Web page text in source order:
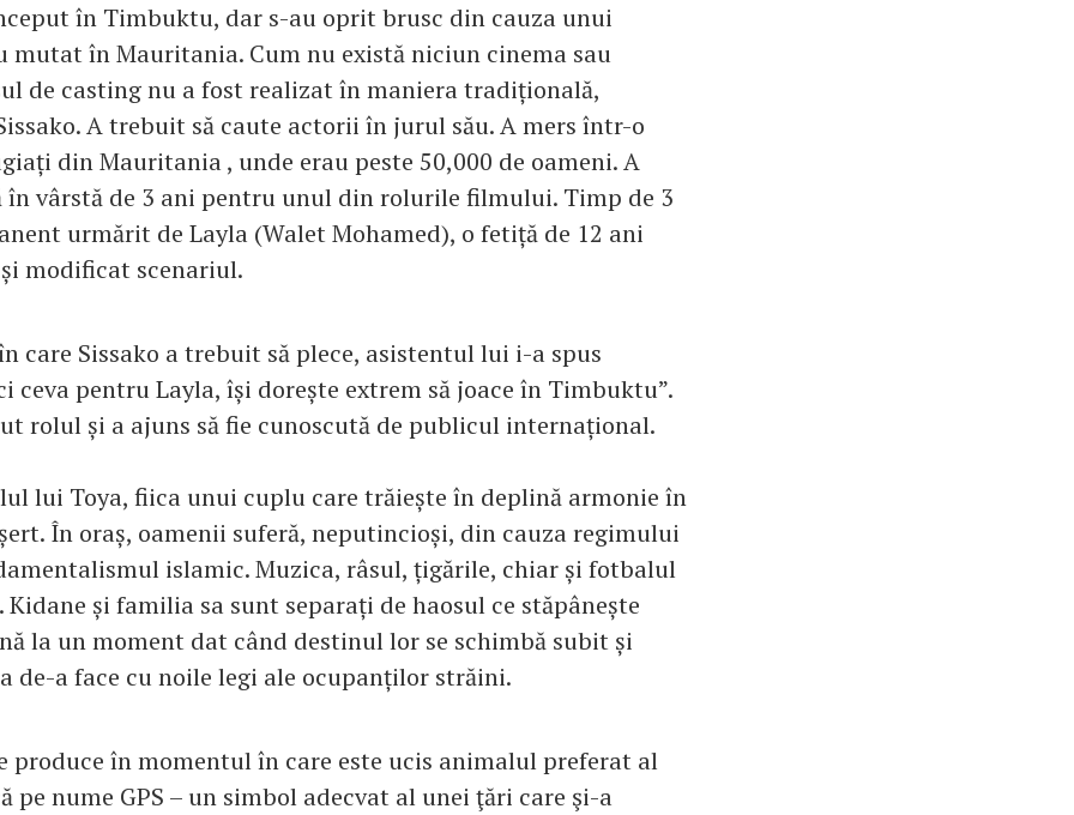
în Timbuktu, dar s-au oprit brusc din cauza unui
mutat în Mauritania. Cum nu există niciun cinema sau
de casting nu a fost realizat în maniera tradițională,
A trebuit să caute actorii în jurul său. A mers într-o
din Mauritania , unde erau peste 50,000 de oameni. A
în vârstă de 3 ani pentru unul din rolurile filmului. Timp de 3
urmărit de Layla (Walet Mohamed), o fetiță de 12 ani
modificat scenariul.
care Sissako a trebuit să plece, asistentul lui i-a spus
ceva pentru Layla, își dorește extrem să joace în Timbuktu”.
rolul și a ajuns să fie cunoscută de publicul internațional.
lui Toya, fiica unui cuplu care trăiește în deplină armonie în
În oraș, oamenii suferă, neputincioși, din cauza regimului
islamic. Muzica, râsul, țigările, chiar și fotbalul
și familia sa sunt separați de haosul ce stăpânește
la un moment dat când destinul lor se schimbă subit și
de-a face cu noile legi ale ocupanților străini.
produce în momentul în care este ucis animalul preferat al
pe nume GPS – un simbol adecvat al unei ţări care şi-a